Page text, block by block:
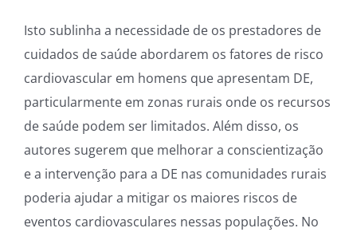
Isto sublinha a necessidade de os prestadores de
cuidados de saúde abordarem os fatores de risco
cardiovascular em homens que apresentam DE,
particularmente em zonas rurais onde os recursos
de saúde podem ser limitados. Além disso, os
autores sugerem que melhorar a conscientização
e a intervenção para a DE nas comunidades rurais
poderia ajudar a mitigar os maiores riscos de
eventos cardiovasculares nessas populações. No